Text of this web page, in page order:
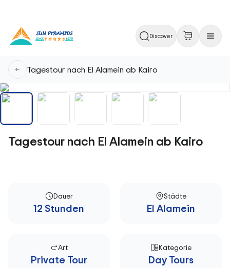
Discover
Tagestour nach El Alamein ab Kairo
Tagestour nach El Alamein ab Kairo
Dauer
12 Stunden
Städte
El Alamein
Art
Private Tour
Kategorie
Day Tours